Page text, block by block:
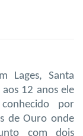
Lages, Santa
12 anos ele
por
de Ouro onde
com dois